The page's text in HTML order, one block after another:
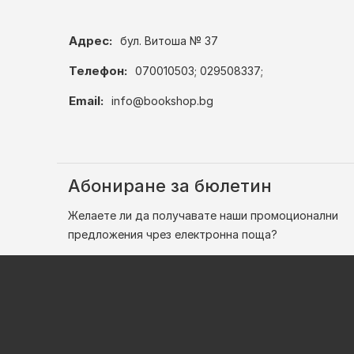
Адрес: бул. Витоша № 37
Телефон: 070010503; 029508337;
Email: info@bookshop.bg
Абониране за бюлетин
Желаете ли да получавате наши промоционални
предложения чрез електронна поща?